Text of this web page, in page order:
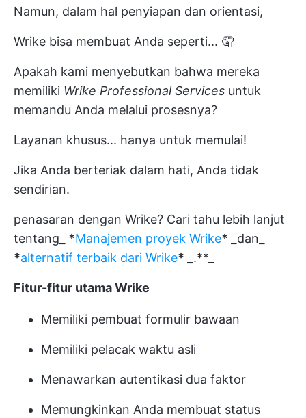
Namun, dalam hal penyiapan dan orientasi,
Wrike bisa membuat Anda seperti... 🤦
Apakah kami menyebutkan bahwa mereka
memiliki Wrike Professional Services untuk
memandu Anda melalui prosesnya?
Layanan khusus... hanya untuk memulai!
Jika Anda berteriak dalam hati, Anda tidak
sendirian.
penasaran dengan Wrike? Cari tahu lebih lanjut
tentang _ *Manajemen proyek Wrike* _ dan
*alternatif terbaik dari Wrike* _ .**_
Fitur-fitur utama Wrike
Memiliki pembuat formulir bawaan
Memiliki pelacak waktu asli
Menawarkan autentikasi dua faktor
Memungkinkan Anda membuat status